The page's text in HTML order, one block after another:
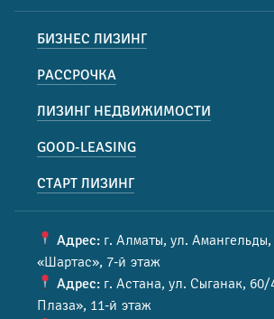
БИЗНЕС ЛИЗИНГ
РАССРОЧКА
ЛИЗИНГ НЕДВИЖИМОСТИ
GOOD-LEASING
СТАРТ ЛИЗИНГ
Адрес: г. Алматы, ул.
«Шартас», 7-й этаж
Адрес: г. Астана, ул. Сыганак,
Плаза», 11-й этаж